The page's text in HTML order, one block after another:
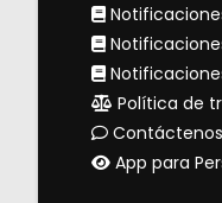
Política de
Contáctenos
App para